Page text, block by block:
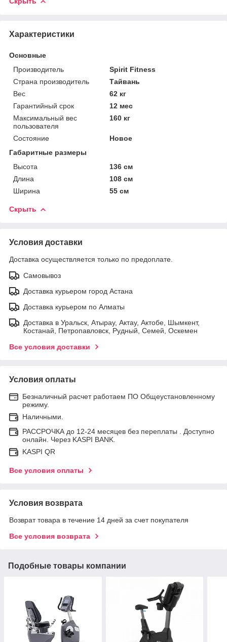
Характеристики
Основные
Производитель
Spirit Fitness
Страна производитель
Тайвань
Вес
62 кг
Гарантийный срок
12 мес
Максимальный вес
пользователя
160 кг
Состояние
Новое
Габаритные размеры
Высота
136 см
Длина
108 см
Ширина
55 см
Скрыть
Условия доставки
Доставка осуществляется только по предоплате.
Самовывоз
Доставка курьером город Астана
Доставка курьером по Алматы
Доставка в Уральск, Атырау, Актау, Актобе, Шымкент,
Костанай, Петропавловск, Рудный, Семей, Оскемен
Все условия доставки
Условия оплаты
Безналичный расчет работаем ПО Общеустановленному
режиму.
Наличными.
РАССРОЧКА до 12-24 месяцев без переплаты . Доступно
онлайн. Через KASPI BANK.
KASPI QR
Все условия оплаты
Условия возврата
Возврат товара в течение 14 дней за счет покупателя
Все условия возврата
Подобные товары компании